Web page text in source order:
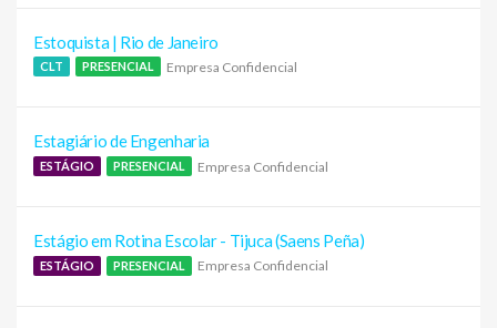
Estoquista | Rio de Janeiro
CLT PRESENCIAL Empresa Confidencial
Estagiário de Engenharia
ESTÁGIO PRESENCIAL Empresa Confidencial
Estágio em Rotina Escolar - Tijuca (Saens Peña)
ESTÁGIO PRESENCIAL Empresa Confidencial